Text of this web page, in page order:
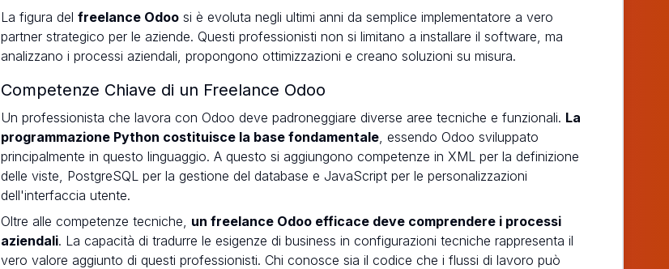
La figura delfreelance Odoo si è evoluta negli ultimi anni da semplice implementatore a vero
partner strategico per le aziende. Questi professionisti non si limitano a installare il software, ma
analizzano i processi aziendali, propongono ottimizzazioni e creano soluzioni su misura.
Competenze Chiave di un Freelance Odoo
Un professionista che lavora con Odoo deve padroneggiare diverse aree tecniche e funzionali. La
programmazione Python costituisce la base fondamentale, essendo Odoo sviluppato
principalmente in questo linguaggio. A questo si aggiungono competenze in XML per la definizione
delle viste, PostgreSQL per la gestione del database e JavaScript per le personalizzazioni
dell'interfaccia utente.
Oltre alle competenze tecniche, un freelance Odoo efficace deve comprendere i processi
aziendali. La capacità di tradurre le esigenze di business in configurazioni tecniche rappresenta il
vero valore aggiunto di questi professionisti. Chi conosce sia il codice che i flussi di lavoro può